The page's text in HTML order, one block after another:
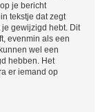
je bericht
tekstje dat zegt
gewijzigd hebt. Dit
evenmin als een
wel een
hebben. Het
er iemand op